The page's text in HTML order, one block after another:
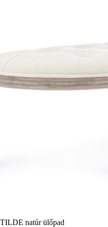
TILDE natúr ülőpad